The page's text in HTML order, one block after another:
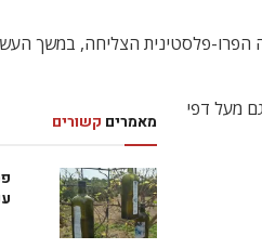
פלסטינית הצליחה, במשך
מאמרים קשורים
מעל דפי